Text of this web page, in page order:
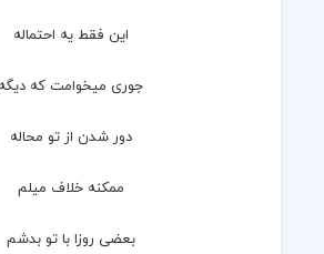
  این فقط یه احتماله
جوری میخوامت که
  دور شدن از تو محاله
  ممکنه خلاف میلم
  بعضی روزا با تو بدشم